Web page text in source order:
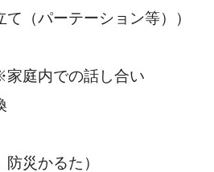
パーテーション等））
内での話し合い
災かるた）